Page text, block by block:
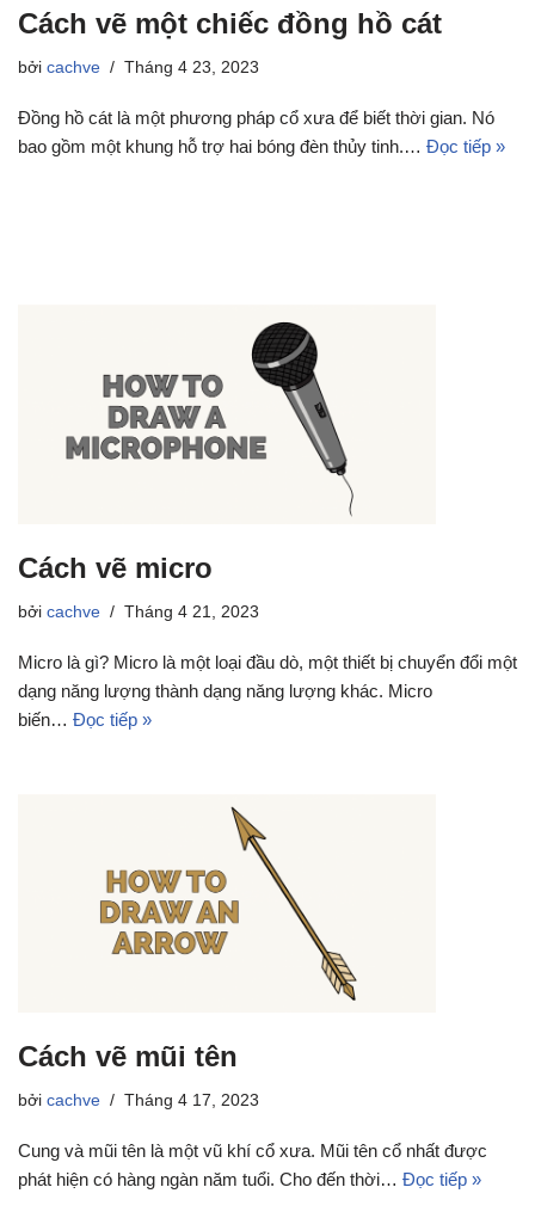
Cách vẽ một chiếc đồng hồ cát
bởi cachve Tháng 4 23, 2023
Đồng hồ cát là một phương pháp cổ xưa để biết thời gian. Nó
bao gồm một khung hỗ trợ hai bóng đèn thủy tinh.… Đọc tiếp »
Cách vẽ micro
bởi cachve Tháng 4 21, 2023
Micro là gì? Micro là một loại đầu dò, một thiết bị chuyển đổi một
dạng năng lượng thành dạng năng lượng khác. Micro
biến… Đọc tiếp »
Cách vẽ mũi tên
bởi cachve Tháng 4 17, 2023
Cung và mũi tên là một vũ khí cổ xưa. Mũi tên cổ nhất được
phát hiện có hàng ngàn năm tuổi. Cho đến thời… Đọc tiếp »